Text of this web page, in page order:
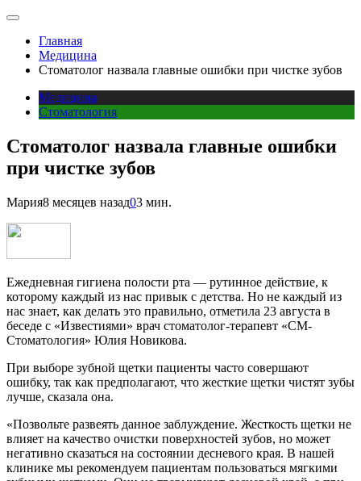
Главная
Медицина
Стоматолог назвала главные ошибки при чистке зубов
Медицина
Стоматология
Стоматолог назвала главные ошибки
при чистке зубов
Мария8 месяцев назад03 мин.
Ежедневная гигиена полости рта — рутинное действие, к
которому каждый из нас привык с детства. Но не каждый из
нас знает, как делать это правильно, отметила 23 августа в
беседе с «Известиями» врач стоматолог-терапевт «СМ-
Стоматология» Юлия Новикова.
При выборе зубной щетки пациенты часто совершают
ошибку, так как предполагают, что жесткие щетки чистят зубы
лучше, сказала она.
«Позвольте развеять данное заблуждение. Жесткость щетки не
влияет на качество очистки поверхностей зубов, но может
негативно сказаться на состоянии десневого края. В нашей
клинике мы рекомендуем пациентам пользоваться мягкими